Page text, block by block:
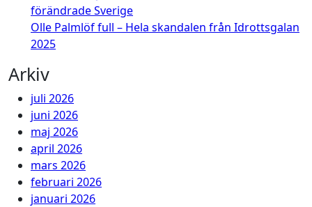
förändrade Sverige
Olle Palmlöf full – Hela skandalen från Idrottsgalan
2025
Arkiv
juli 2026
juni 2026
maj 2026
april 2026
mars 2026
februari 2026
januari 2026